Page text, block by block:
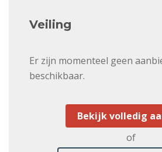
Veiling
Er zijn momenteel geen
beschikbaar.
Bekijk volledig
of